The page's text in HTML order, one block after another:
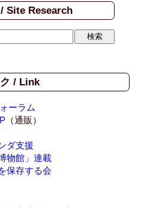
Site Research
ク / Link
ーラム
（通販）
ダ支援
物館」連載
保存する会